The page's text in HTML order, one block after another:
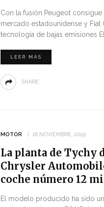
Con la fusión Peugeot consigue
mercado estadounidense y Fiat
tecnología de bajas emisiones
LEER MÁS
SHARE
MOTOR 18 NOVIEMBRE, 2019
La planta de Tychy
Chrysler
coche número 12
El modelo producido ha sido